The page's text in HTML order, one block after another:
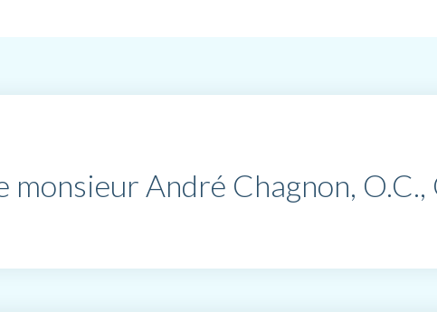
monsieur André Chagnon,